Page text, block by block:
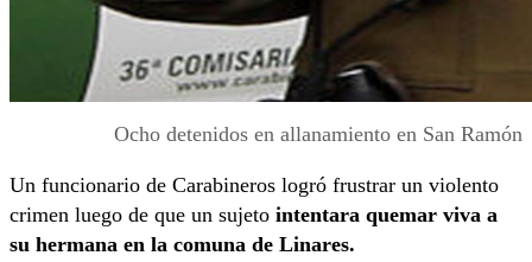
Ocho detenidos en allanamiento en San Ramón
Un funcionario de Carabineros logró frustrar un violento
crimen luego de que un sujeto intentara quemar viva a
su hermana en la comuna de Linares.